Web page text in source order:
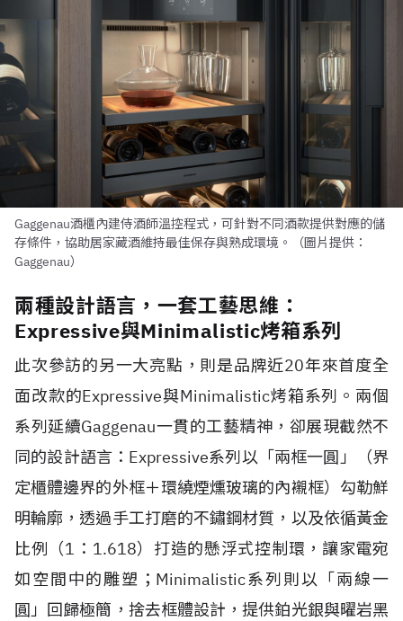
Gaggenau酒櫃內建侍酒師溫控程式，可針對不同酒款提供對應的儲
存條件，協助居家藏酒維持最佳保存與熟成環境。（圖片提供：
Gaggenau）
兩種設計語言，一套工藝思維：
Expressive與Minimalistic烤箱系列
此次參訪的另一大亮點，則是品牌近20年來首度全
面改款的Expressive與Minimalistic烤箱系列。兩個
系列延續Gaggenau一貫的工藝精神，卻展現截然不
同的設計語言：Expressive系列以「兩框一圓」（界
定櫃體邊界的外框＋環繞煙燻玻璃的內襯框）勾勒鮮
明輪廓，透過手工打磨的不鏽鋼材質，以及依循黃金
比例（1：1.618）打造的懸浮式控制環，讓家電宛
如空間中的雕塑；Minimalistic系列則以「兩線一
圓」回歸極簡，捨去框體設計，提供鉑光銀與曜岩黑